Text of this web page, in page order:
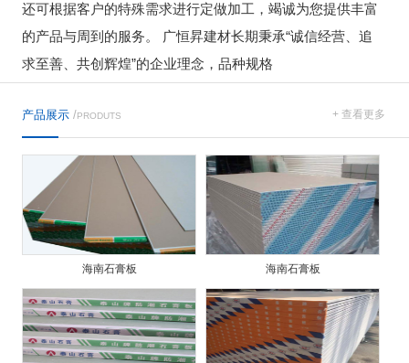
还可根据客户的特殊需求进行定做加工，竭诚为您提供丰富
的产品与周到的服务。 广恒昇建材长期秉承“诚信经营、追
求至善、共创辉煌”的企业理念，品种规格
产品展示 /PRODUTS + 查看更多
海南石膏板 海南石膏板